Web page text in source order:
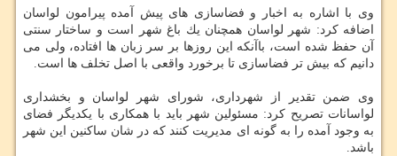
وی با اشاره به اخبار و فضاسازی های پیش آمده پیرامون لواسان
اضافه كرد: شهر لواسان همچنان یك باغ شهر است و ساختار سنتی
آن حفظ شده است، باآنكه این روزها بر سر زبان ها افتاده، ولی می
دانیم كه بیش تر فضاسازی تا برخورد واقعی با اصل تخلف ها است.
وی ضمن تقدیر از شهرداری، شورای شهر لواسان و بخشداری
لواسانات تصریح كرد: مسئولین شهر باید با همكاری با یكدیگر فضای
به وجود آمده را به گونه ای مدیریت كنند كه در شان ساكنین این شهر
باشد.